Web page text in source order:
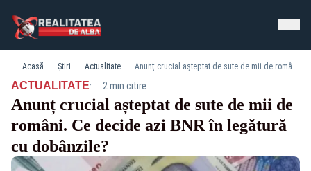
Acasă Știri Actualitate Anunț crucial așteptat de sute de mii de români. Ce decide azi BNR în legătură cu dobânzile?
ACTUALITATE· 2 min citire
Anunț crucial așteptat de sute de mii de
români. Ce decide azi BNR în legătură
cu dobânzile?